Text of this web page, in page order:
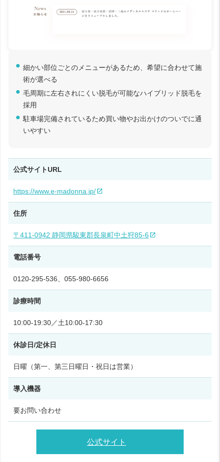
細かい部位ごとのメニューがあるため、希望に合わせて施
術が選べる
毛周期に左右されにくい脱毛が可能なハイブリッド脱毛を
採用
駐車場完備されているため買い物やお出かけのついでに通
いやすい
公式サイトURL
https://www.e-madonna.jp/
住所
〒411-0942 静岡県駿東郡長泉町中土狩85‑6
電話番号
0120‑295‑536、055-980-6656
診療時間
10:00‑19:30／土10:00‑17:30
休診日/定休日
日曜（第一、第三日曜日・祝日は営業）
導入機器
要お問い合わせ
公式サイト